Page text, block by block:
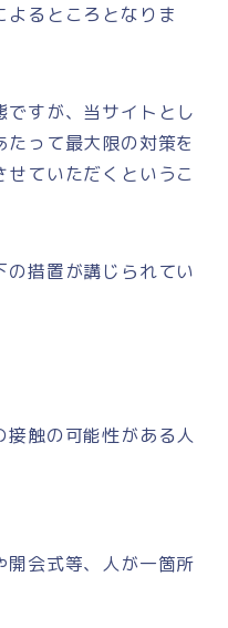
るところとなりま
すが、当サイトとし
って最大限の対策を
ていただくというこ
措置が講じられてい
接触の可能性がある人
開会式等、人が一箇所